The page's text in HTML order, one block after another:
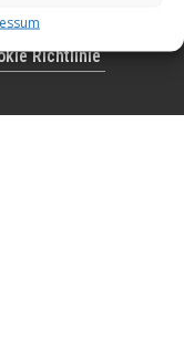
Richtlinie